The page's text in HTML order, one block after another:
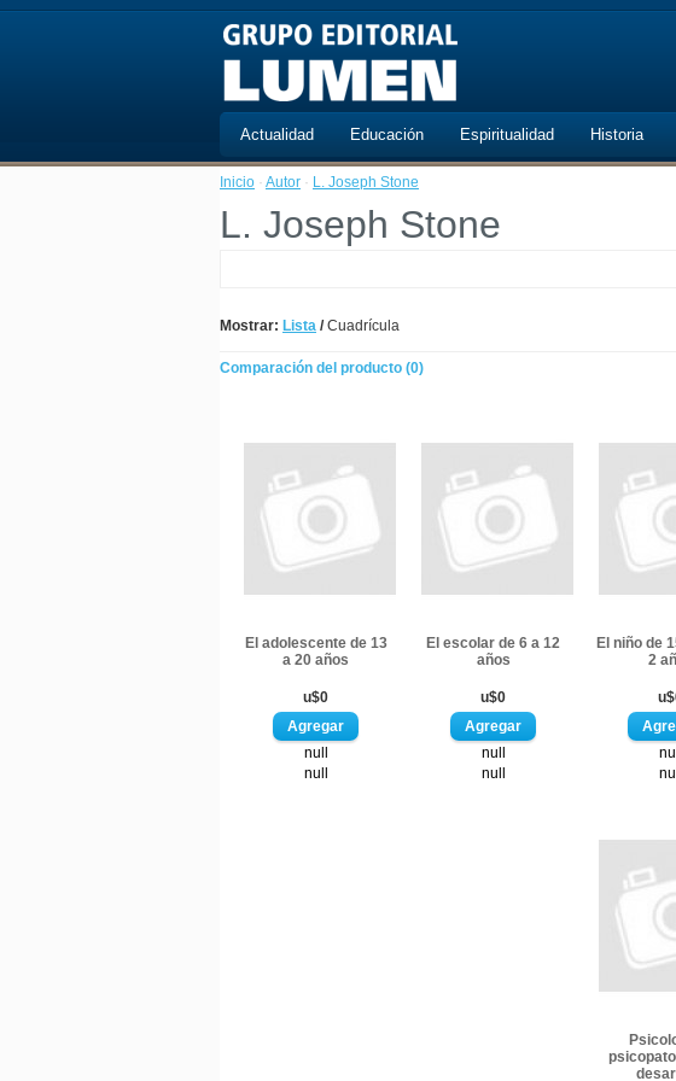
Actualidad Educación Espiritualidad Historia
Inicio · Autor · L. Joseph Stone
L. Joseph Stone
Mostrar: Lista /Cuadrícula
Comparación del producto (0)
El adolescente de 13
a 20 años
u$0
null
null
El escolar de 6 a 12
años
u$0
null
null
El niño de
2
null
null